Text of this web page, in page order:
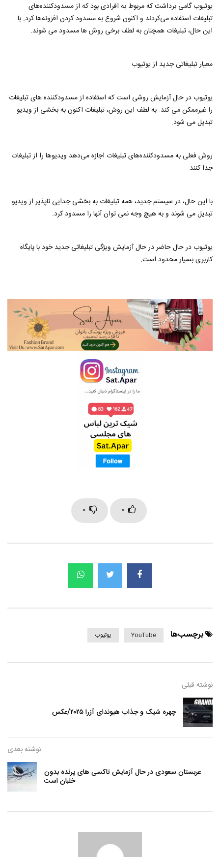
یوتیوب گامی برداشت که مربوط به افرادی بود که از مسدودکننده‌های
تبلیغات استفاده می‌کردند و اکنون شروع به مسدود کردن افزونه‌ها کرد. با
این حال، تبلیغات همچنان به لطف برخی روش ها مسدود می شوند.
معیار تبلیغاتی جدید از یوتیوب
یوتیوب در حال آزمایش روشی است که استفاده از مسدودکننده های تبلیغات
را غیرممکن می کند. به لطف این روش، تبلیغات اکنون به بخشی از ویدیو
تبدیل می شود.
روش فعلی به مسدودکننده‌های تبلیغات اجازه می‌دهد ویدیوها را از تبلیغات
جدا کنند.
با این حال، در سیستم جدید، همه تبلیغات به بخشی جدایی ناپذیر از ویدیو
تبدیل می شوند و به هیچ وجه نمی توان آنها را مسدود کرد.
یوتیوب در حال حاضر در حال آزمایش ویژگی تبلیغاتی جدید خود با پایگاه
کاربری بسیار محدود است.
0
0
برچسب‌ها YouTube یوتیوب
نوشته قبلی
چهره شیک و جذاب هیوندای آزرا ۲۰۲۵/عکس
نوشته بعدی
عربستان سعودی در حال آزمایش تاکسی های پرنده بدون
خلبان است